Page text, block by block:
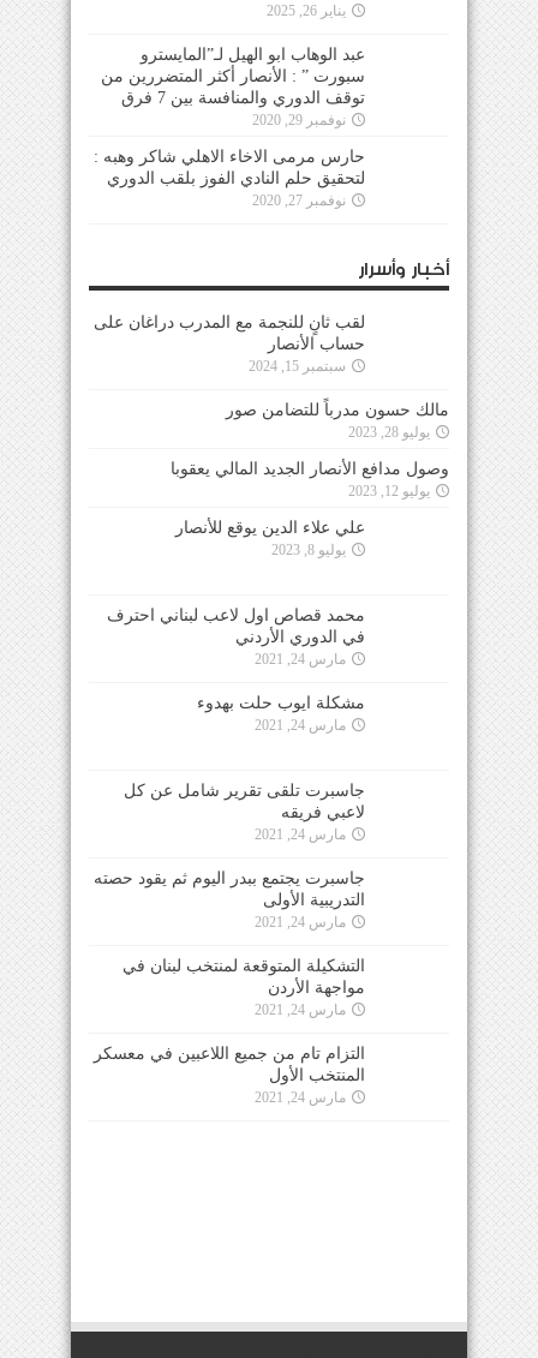
يناير 26, 2025
عبد الوهاب ابو الهيل لـ”المايسترو
سبورت ” : الأنصار أكثر المتضررين من
توقف الدوري والمنافسة بين 7 فرق
نوفمبر 29, 2020
حارس مرمى الاخاء الاهلي شاكر وهبه :
لتحقيق حلم النادي الفوز بلقب الدوري
نوفمبر 27, 2020
أخبار وأسرار
لقب ثانٍ للنجمة مع المدرب دراغان على
حساب الأنصار
سبتمبر 15, 2024
مالك حسون مدرباً للتضامن صور
يوليو 28, 2023
وصول مدافع الأنصار الجديد المالي يعقوبا
يوليو 12, 2023
علي علاء الدين يوقع للأنصار
يوليو 8, 2023
محمد قصاص اول لاعب لبناني احترف
في الدوري الأردني
مارس 24, 2021
مشكلة ايوب حلت بهدوء
مارس 24, 2021
جاسبرت تلقى تقرير شامل عن كل
لاعبي فريقه
مارس 24, 2021
جاسبرت يجتمع ببدر اليوم ثم يقود حصته
التدريبية الأولى
مارس 24, 2021
التشكيلة المتوقعة لمنتخب لبنان في
مواجهة الأردن
مارس 24, 2021
التزام تام من جميع اللاعبين في معسكر
المنتخب الأول
مارس 24, 2021